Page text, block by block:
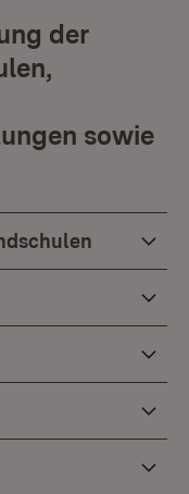
der
sowie